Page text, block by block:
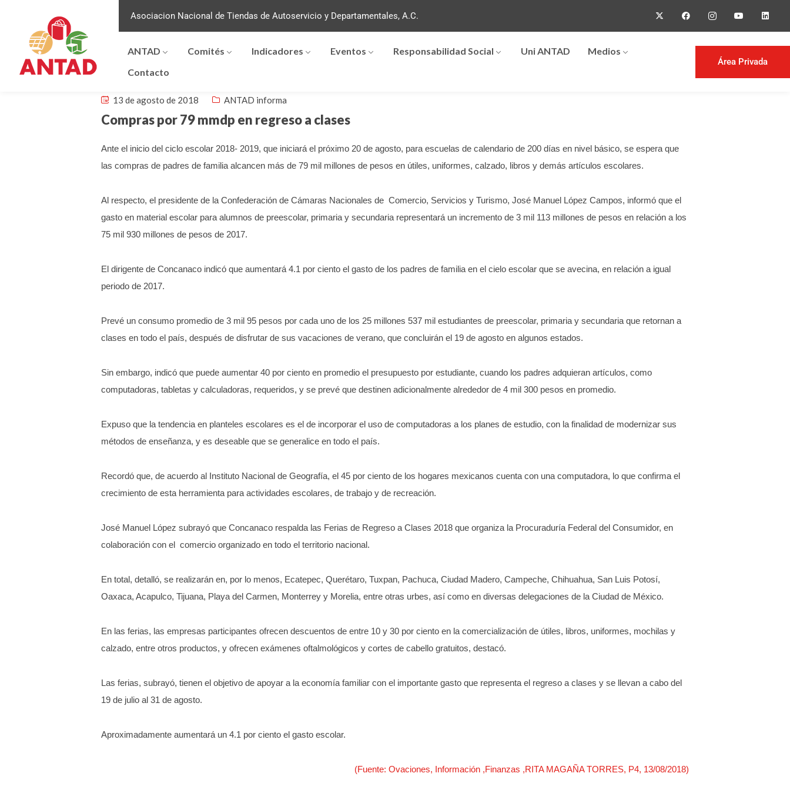
Asociacion Nacional de Tiendas de Autoservicio y Departamentales, A.C.
ANTAD Comités Indicadores Eventos Responsabilidad Social Uni ANTAD
Medios
Contacto
Área Privada
13 de agosto de 2018 ANTAD informa
Compras por 79 mmdp en regreso a clases
Ante el inicio del ciclo escolar 2018- 2019, que iniciará el próximo 20 de agosto, para escuelas de calendario de 200 días en nivel básico, se espera que
las compras de padres de familia alcancen más de 79 mil millones de pesos en útiles, uniformes, calzado, libros y demás artículos escolares.
Al respecto, el presidente de la Confederación de Cámaras Nacionales de Comercio, Servicios y Turismo, José Manuel López Campos, informó que el
gasto en material escolar para alumnos de preescolar, primaria y secundaria representará un incremento de 3 mil 113 millones de pesos en relación a los
75 mil 930 millones de pesos de 2017.
El dirigente de Concanaco indicó que aumentará 4.1 por ciento el gasto de los padres de familia en el cielo escolar que se avecina, en relación a igual
periodo de 2017.
Prevé un consumo promedio de 3 mil 95 pesos por cada uno de los 25 millones 537 mil estudiantes de preescolar, primaria y secundaria que retornan a
clases en todo el país, después de disfrutar de sus vacaciones de verano, que concluirán el 19 de agosto en algunos estados.
Sin embargo, indicó que puede aumentar 40 por ciento en promedio el presupuesto por estudiante, cuando los padres adquieran artículos, como
computadoras, tabletas y calculadoras, requeridos, y se prevé que destinen adicionalmente alrededor de 4 mil 300 pesos en promedio.
Expuso que la tendencia en planteles escolares es el de incorporar el uso de computadoras a los planes de estudio, con la finalidad de modernizar sus
métodos de enseñanza, y es deseable que se generalice en todo el país.
Recordó que, de acuerdo al Instituto Nacional de Geografía, el 45 por ciento de los hogares mexicanos cuenta con una computadora, lo que confirma el
crecimiento de esta herramienta para actividades escolares, de trabajo y de recreación.
José Manuel López subrayó que Concanaco respalda las Ferias de Regreso a Clases 2018 que organiza la Procuraduría Federal del Consumidor, en
colaboración con el comercio organizado en todo el territorio nacional.
En total, detalló, se realizarán en, por lo menos, Ecatepec, Querétaro, Tuxpan, Pachuca, Ciudad Madero, Campeche, Chihuahua, San Luis Potosí,
Oaxaca, Acapulco, Tijuana, Playa del Carmen, Monterrey y Morelia, entre otras urbes, así como en diversas delegaciones de la Ciudad de México.
En las ferias, las empresas participantes ofrecen descuentos de entre 10 y 30 por ciento en la comercialización de útiles, libros, uniformes, mochilas y
calzado, entre otros productos, y ofrecen exámenes oftalmológicos y cortes de cabello gratuitos, destacó.
Las ferias, subrayó, tienen el objetivo de apoyar a la economía familiar con el importante gasto que representa el regreso a clases y se llevan a cabo del
19 de julio al 31 de agosto.
Aproximadamente aumentará un 4.1 por ciento el gasto escolar.
(Fuente: Ovaciones, Información ,Finanzas ,RITA MAGAÑA TORRES, P4, 13/08/2018)